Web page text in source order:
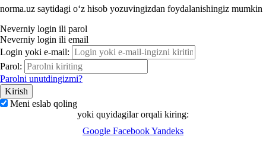
norma.uz saytidagi oʻz hisob yozuvingizdan foydalanishingiz mumkin
Neverniy login ili parol
Neverniy login ili email
Login yoki e-mail:
Parol:
Parolni unutdingizmi?
Meni eslab qoling
yoki quyidagilar orqali kiring:
Google FacebookYandeks